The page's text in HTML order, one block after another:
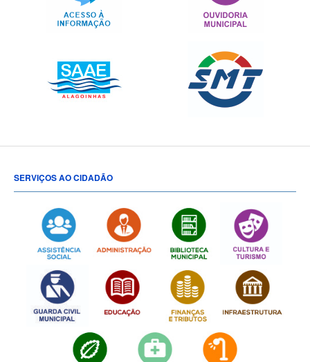
SERVIÇOS AO CIDADÃO